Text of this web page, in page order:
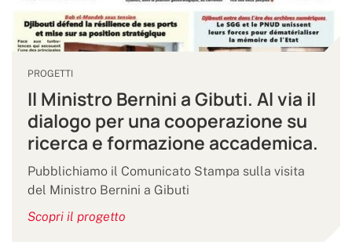
PROGETTI
Il Ministro Bernini a Gibuti. Al via il
dialogo per una cooperazione su
ricerca e formazione accademica.
Pubblichiamo il Comunicato Stampa sulla visita
del Ministro Bernini a Gibuti
Scopri il progetto